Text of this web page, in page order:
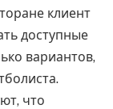
клиент
доступные
вариантов,
что